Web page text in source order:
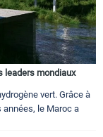
leaders mondiaux
vert. Grâce à
le Maroc a